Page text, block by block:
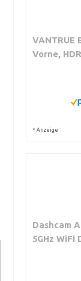
VANTRUE
Vorne,
* Anzeige
Dashcam
5GHz WiFi